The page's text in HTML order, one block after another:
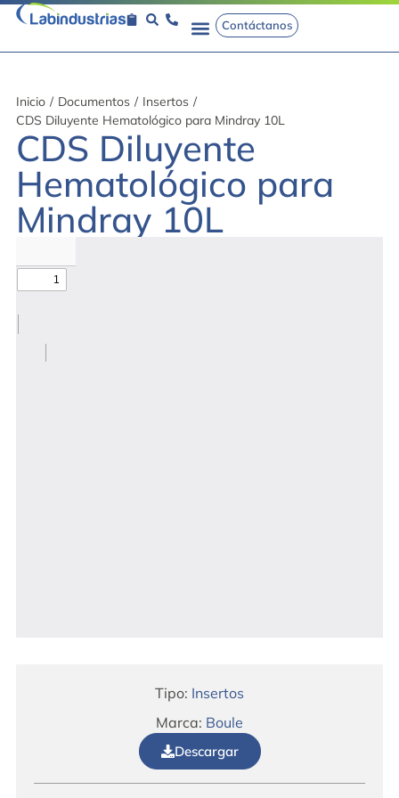
Contáctanos
Inicio / Documentos / Insertos /
CDS Diluyente Hematológico para Mindray 10L
CDS Diluyente
Hematológico para
Mindray 10L
Tipo: Insertos
Marca: Boule
Descargar